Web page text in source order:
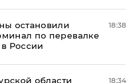
остановили
по перевалке
России
18:38
области
18:34